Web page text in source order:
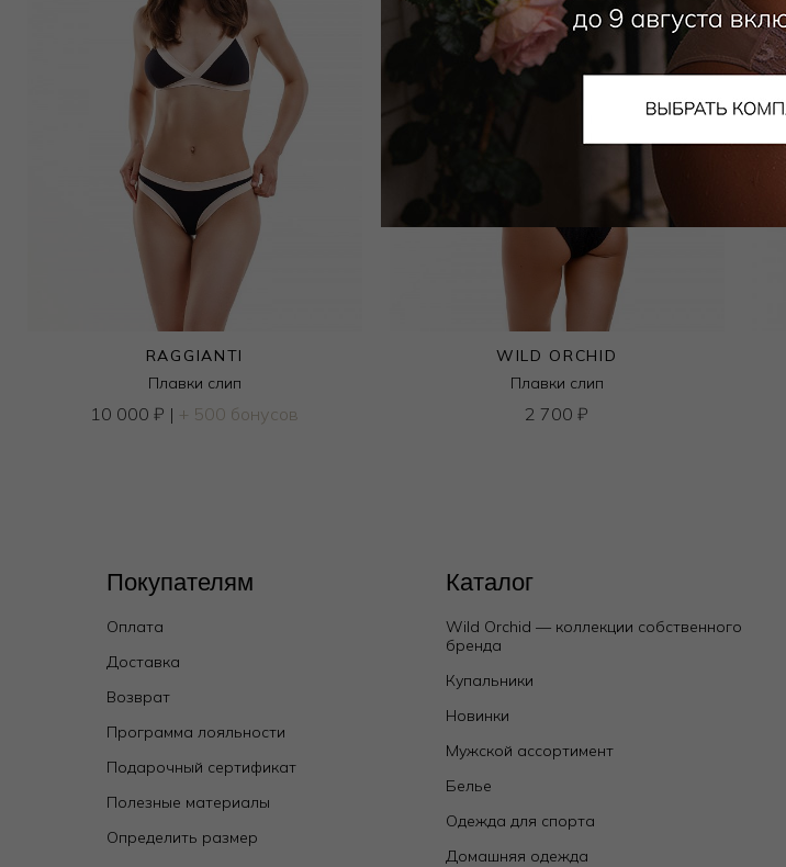
Лиф мягкий
11 250
RAGGIANTI
Плавки слип
10 000₽ | + 500 бонусов
WILD ORCHID
Плавки слип
2 700₽
Покупателям
Оплата
Доставка
Возврат
Программа лояльности
Подарочный сертификат
Полезные материалы
Определить размер
Каталог
Wild Orchid — коллекции собственного
бренда
Купальники
Новинки
Мужской ассортимент
Белье
Одежда для спорта
Домашняя одежда